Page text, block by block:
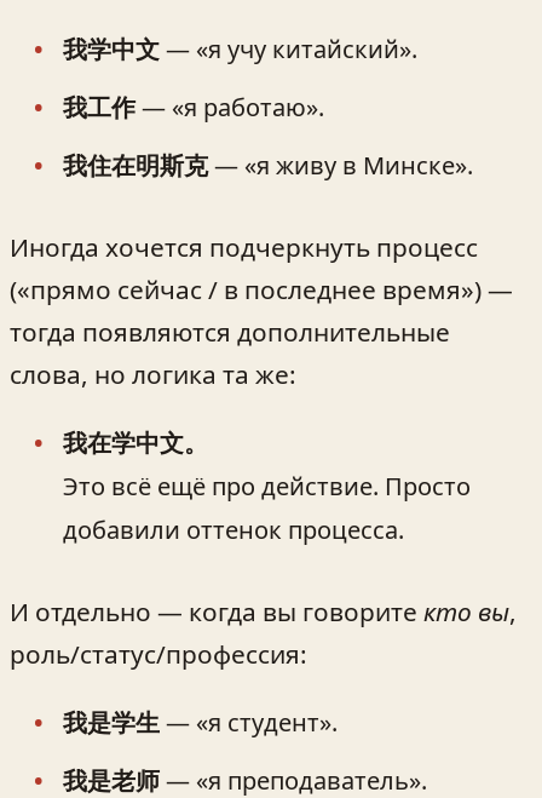
我学中文— «я учу китайский».
我工作— «я работаю».
我住在明斯克— «я живу в Минске».
Иногда хочется подчеркнуть процесс
(«прямо сейчас / в последнее время») —
тогда появляются дополнительные
слова, но логика та же:
我在学中文。
Это всё ещё про действие. Просто
добавили оттенок процесса.
И отдельно — когда вы говорите кто вы,
роль/статус/профессия:
我是学生— «я студент».
我是老师— «я преподаватель».